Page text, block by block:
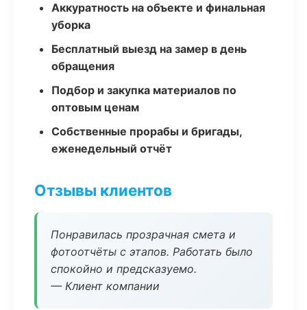
Аккуратность на объекте и финальная
уборка
Бесплатный выезд на замер в день
обращения
Подбор и закупка материалов по
оптовым ценам
Собственные прорабы и бригады,
еженедельный отчёт
Отзывы клиентов
Понравилась прозрачная смета и
фотоотчёты с этапов. Работать было
спокойно и предсказуемо.
— Клиент компании